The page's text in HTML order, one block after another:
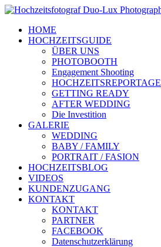
Zum
springenHOME
HOCHZEITSGUIDE
ÜBER UNS
PHOTOBOOTH
Engagement Shooting
HOCHZEITSREPORTAGE
GETTING READY
AFTER WEDDING
Die Investition
GALERIE
WEDDING
BABY / FAMILY
PORTRAIT / FASION
HOCHZEITSBLOG
VIDEOS
KUNDENZUGANG
KONTAKT
KONTAKT
PARTNER
FACEBOOK
Datenschutzerklärung